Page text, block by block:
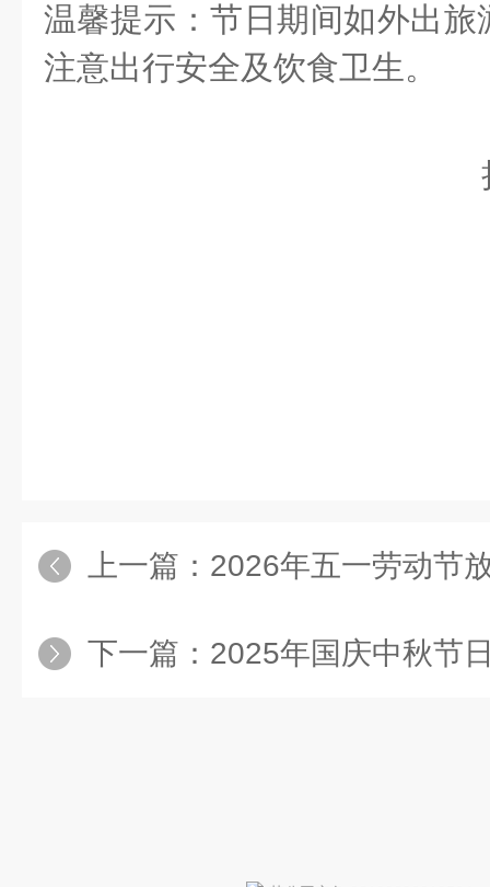
温馨提示：节日期间如外出
注意出行安全及饮食卫生。
上一篇： 2026年五一劳动节
下一篇： 2025年国庆中秋节